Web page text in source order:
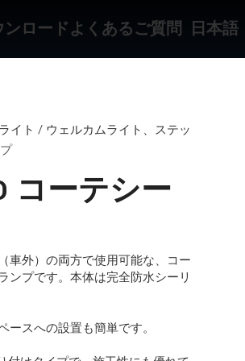
ロードよくあるご質問 日本語
イト / ウェルカムライト、ステッ
コーテシー
車外）の両方で使用可能な、コー
ンプです。本体は完全防水シーリ
スへの設置も簡単です。